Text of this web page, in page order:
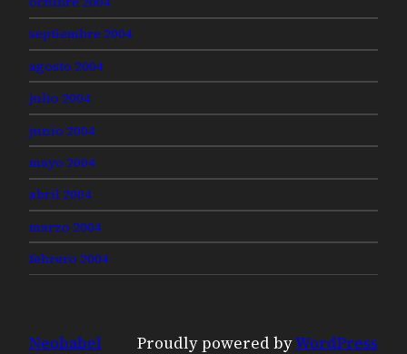
septiembre 2004
agosto 2004
julio 2004
junio 2004
mayo 2004
abril 2004
marzo 2004
febrero 2004
Neobabel Proudly powered byWordPress